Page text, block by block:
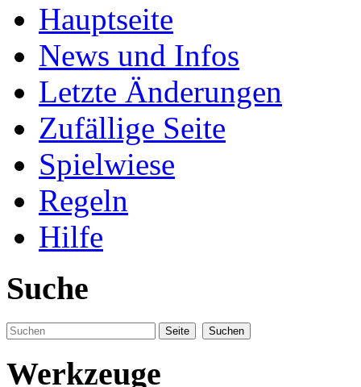
Hauptseite
News und Infos
Letzte Änderungen
Zufällige Seite
Spielwiese
Regeln
Hilfe
Suche
Werkzeuge